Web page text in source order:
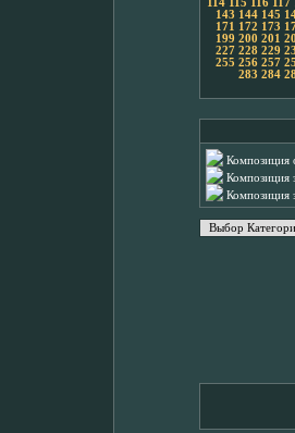
114 115 116 117
143 144 145
171
172 173
199 200 201
227 228 229
255 256 257
283 284
Композиция
Композиция
Композиция